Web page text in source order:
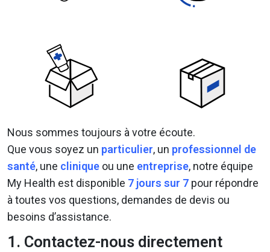
Nous sommes toujours à votre écoute.
Que vous soyez un particulier, un professionnel de
santé, une clinique ou une entreprise, notre équipe
My Health est disponible 7 jours sur 7 pour répondre
à toutes vos questions, demandes de devis ou
besoins d’assistance.
1. Contactez-nous directement